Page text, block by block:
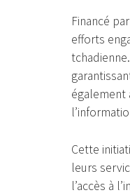
Financé
efforts
également
Cette
leurs
l’accès à